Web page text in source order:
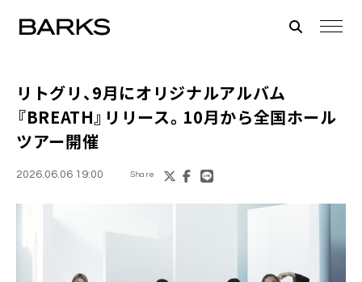
リトグリ、9月にオリジナルアルバム
『BREATH』リリース。10月から全国ホール
ツアー開催
2026.06.06 19:00 Share